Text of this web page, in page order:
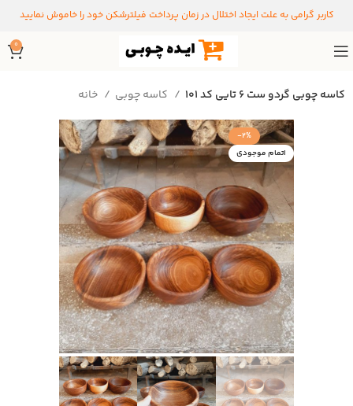
کاربر گرامی به علت ایجاد اختلال در زمان پرداخت فیلترشکن خود را خاموش نمایید
0
خانه کاسه چوبی گردو ست ۶ تایی کد ۱۰۱
-2%
اتمام موجودی